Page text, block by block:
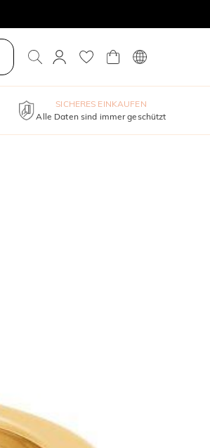
SICHERES EINKAUFEN
Alle Daten sind immer geschützt